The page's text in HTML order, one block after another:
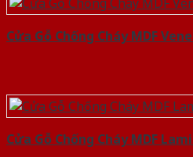
Cửa Gỗ Chống Cháy MDF
Cửa Gỗ Chống Cháy MDF